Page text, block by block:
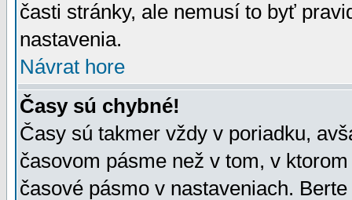
časti stránky, ale nemusí to byť
nastavenia.
Návrat hore
Časy sú chybné!
Časy sú takmer vždy v poriadku,
časovom pásme než v tom, v
časové pásmo v nastaveniach.